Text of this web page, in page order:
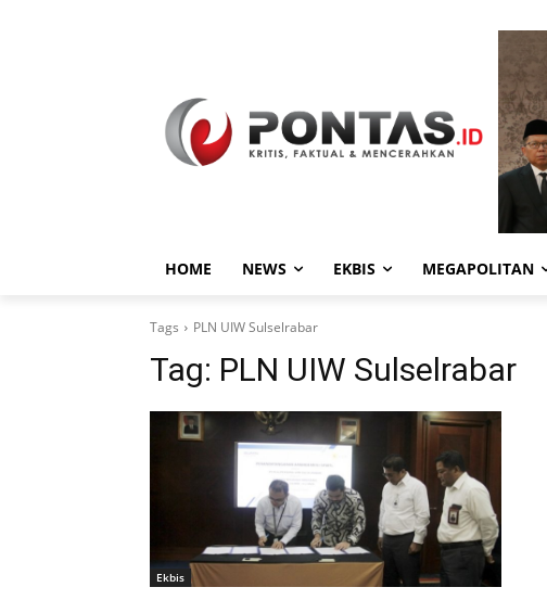
HOME NEWS EKBIS MEGAPOLITAN
Tags PLN UIW Sulselrabar
Tag: PLN UIW Sulselrabar
Ekbis